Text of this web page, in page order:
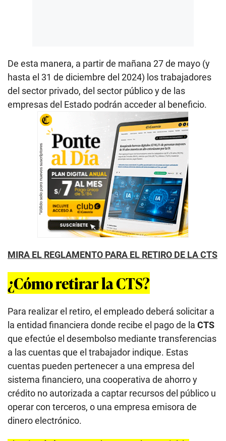
De esta manera, a partir de mañana 27 de mayo (y
hasta el 31 de diciembre del 2024) los trabajadores
del sector privado, del sector público y de las
empresas del Estado podrán acceder al beneficio.
MIRA EL REGLAMENTO PARA EL RETIRO DE LA CTS
¿Cómo retirar la CTS?
Para realizar el retiro, el empleado deberá solicitar a
la entidad financiera donde recibe el pago de la CTS
que efectúe el desembolso mediante transferencias
a las cuentas que el trabajador indique. Estas
cuentas pueden pertenecer a una empresa del
sistema financiero, una cooperativa de ahorro y
crédito no autorizada a captar recursos del público u
operar con terceros, o una empresa emisora de
dinero electrónico.